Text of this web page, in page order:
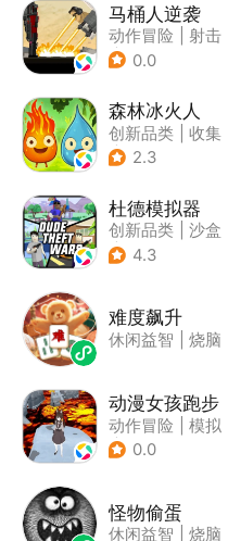
马桶人逆袭
动作冒险 射击
| 像素风
0.0
森林冰火人
创新品类 收集
| 儿童游戏
2.3
杜德模拟器
创新品类 沙盒
| 写实
4.3
难度飙升
休闲益智 烧脑
动漫女孩跑步
动作冒险 模拟
| 二次元
0.0
怪物偷蛋
休闲益智 烧脑